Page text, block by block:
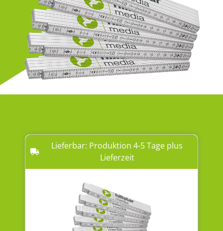
Lieferbar: Produktion 4-5 Tage plus
Lieferzeit